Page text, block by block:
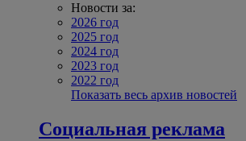
Новости за:
2026 год
2025 год
2024 год
2023 год
2022 год
Показать весь архив новостей
Социальная реклама